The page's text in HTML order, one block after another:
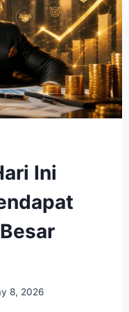
Ini
8, 2026